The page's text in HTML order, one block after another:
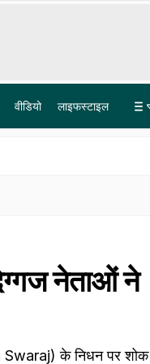
वीडियो लाइफस्टाइल
नेताओं ने
Swaraj) के निधन पर